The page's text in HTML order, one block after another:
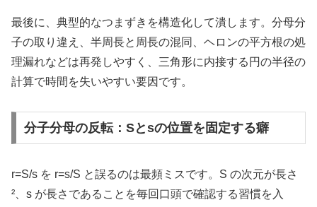
最後に、典型的なつまずきを構造化して潰します。分母分
子の取り違え、半周長と周長の混同、ヘロンの平方根の処
理漏れなどは再発しやすく、三角形に内接する円の半径の
計算で時間を失いやすい要因です。
分子分母の反転：Sとsの位置を固定する癖
r=S/s を r=s/S と誤るのは最頻ミスです。S の次元が長さ
²、s が長さであることを毎回口頭で確認する習慣を入